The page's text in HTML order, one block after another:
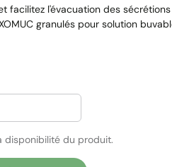
facilitez l'évacuation des
granulés pour solution
disponibilité du produit.